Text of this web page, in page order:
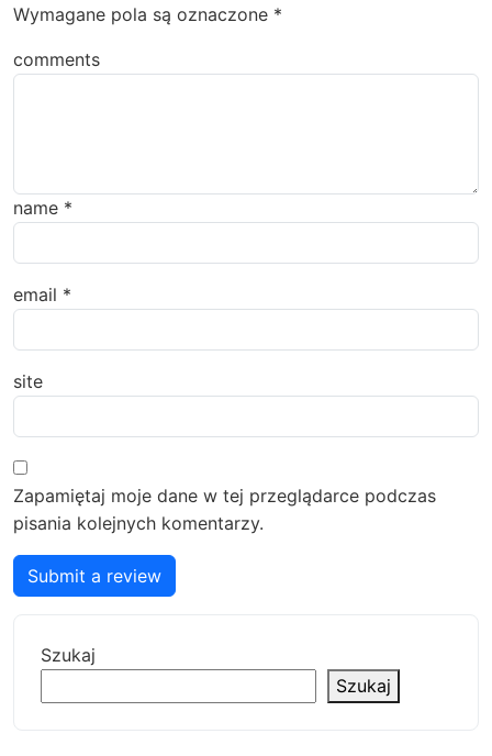
Wymagane pola są oznaczone *
comments
name *
email *
site
Zapamiętaj moje dane w tej przeglądarce podczas
pisania kolejnych komentarzy.
Submit a review
Szukaj
Szukaj